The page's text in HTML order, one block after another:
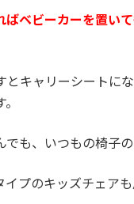
ベビーカーを置い
キャリーシートに
も、いつもの椅子
プのキッズチェアも